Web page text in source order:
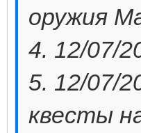
оружия
4. 12/07/
5. 12/07/
квесты